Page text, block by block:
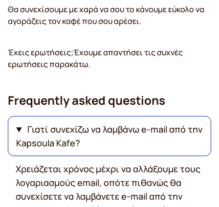
Θα συνεχίσουμε με χαρά να σου το κάνουμε εύκολο να
αγοράζεις τον καφέ που σου αρέσει.
Έχεις ερωτήσεις;Έχουμε απαντήσει τις συχνές
ερωτήσεις παρακάτω.
Frequently asked questions
Γιατί συνεχίζω να λαμβάνω e-mail από την
Kapsoula Kafe?
Χρειάζεται χρόνος μέχρι να αλλάξουμε τους
λογαριασμούς email, οπότε πιθανώς θα
συνεχίσετε να λαμβάνετε e-mail από την